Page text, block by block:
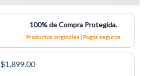
100% de Compra Protegida.
Productos originales | Pagos seguros
$1,899.00